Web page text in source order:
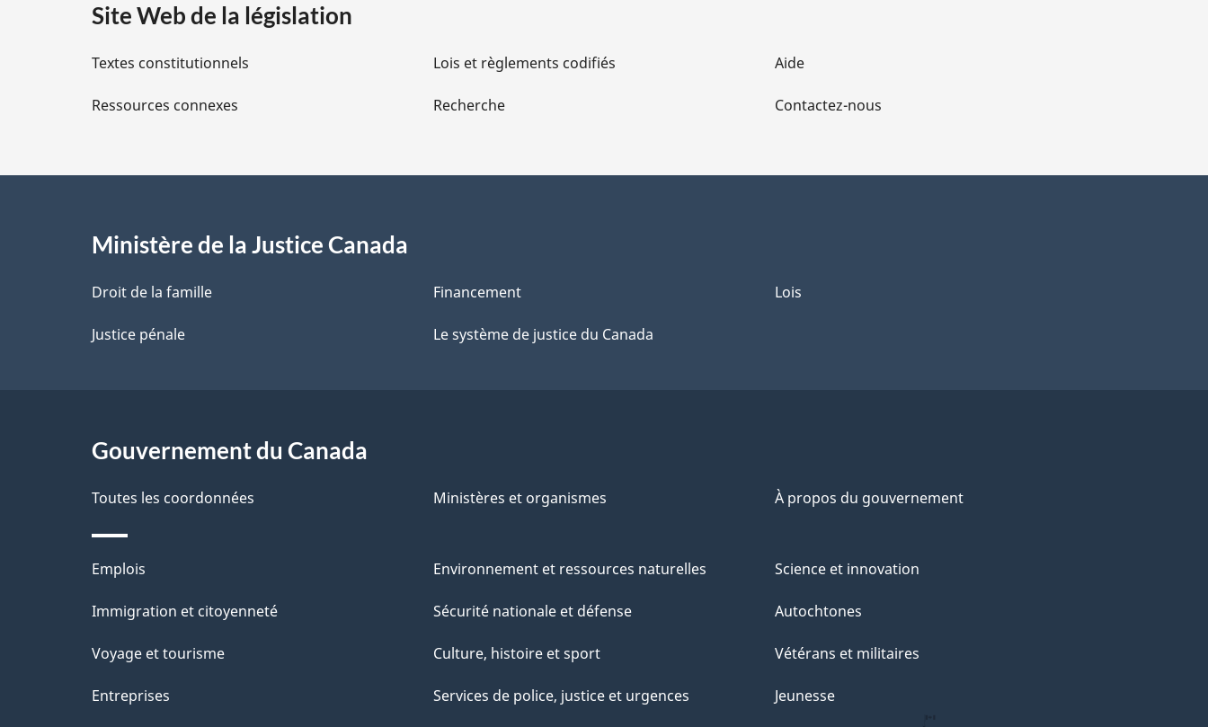
i
l
s
l
a
p
e
Site Web de la législation
Textes constitutionnels
Ressources connexes
Lois et règlements codifiés
Recherche
Aide
Contactez-nous
Ministère de la Justice Canada
Droit de la famille
Justice pénale
Financement
Le système de justice du Canada
Lois
Gouvernement du Canada
Toutes les coordonnées Ministères et organismes À propos du gouvernement
Thèmes
et
Emplois
Immigration et citoyenneté
Voyage et tourisme
Entreprises
Environnement et ressources naturelles
Sécurité nationale et défense
Culture, histoire et sport
Services de police, justice et urgences
Science et innovation
Autochtones
Vétérans et militaires
Jeunesse